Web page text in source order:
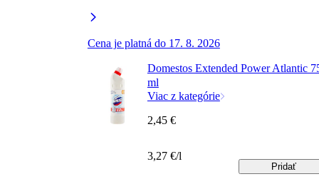
Cena je platná do 17. 8. 2026
Domestos Extended Power Atlantic
ml
Viac z kategórie
2,45 €
3,27 €/l
Pridať